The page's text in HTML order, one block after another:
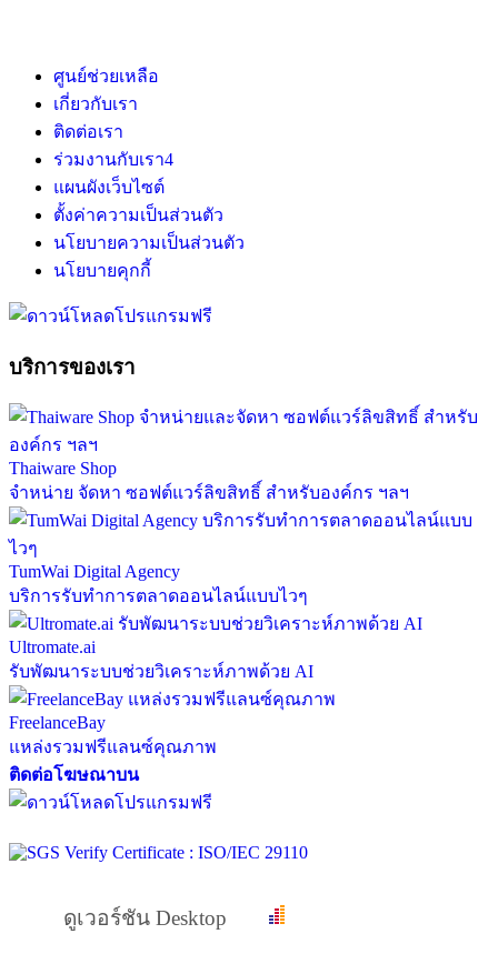
ศูนย์ช่วยเหลือ
เกี่ยวกับเรา
ติดต่อเรา
ร่วมงานกับเรา4
แผนผังเว็บไซต์
ตั้งค่าความเป็นส่วนตัว
นโยบายความเป็นส่วนตัว
นโยบายคุกกี้
บริการของเรา
Thaiware Shop
จำหน่าย จัดหา ซอฟต์แวร์ลิขสิทธิ์ สำหรับองค์กร ฯลฯ
TumWai Digital Agency
บริการรับทำการตลาดออนไลน์แบบไวๆ
Ultromate.ai
รับพัฒนาระบบช่วยวิเคราะห์ภาพด้วย AI
FreelanceBay
แหล่งรวมฟรีแลนซ์คุณภาพ
ติดต่อโฆษณาบน
ดูเวอร์ชัน Desktop